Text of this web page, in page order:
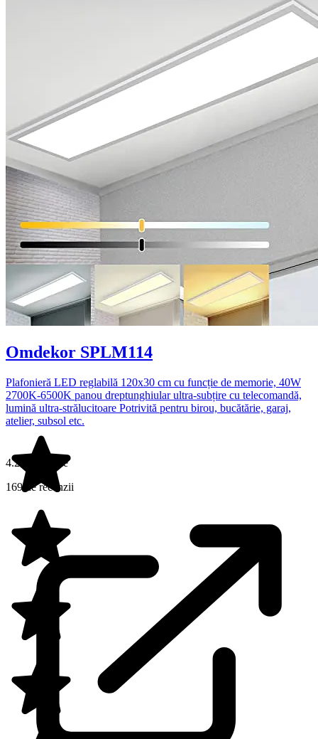
Omdekor SPLM114
Plafonieră LED reglabilă 120x30 cm cu funcție de memorie, 40W
2700K-6500K panou dreptunghiular ultra-subțire cu telecomandă,
lumină ultra-strălucitoare Potrivită pentru birou, bucătărie, garaj,
atelier, subsol etc.
4.2 din 5 stele
169 de recenzii